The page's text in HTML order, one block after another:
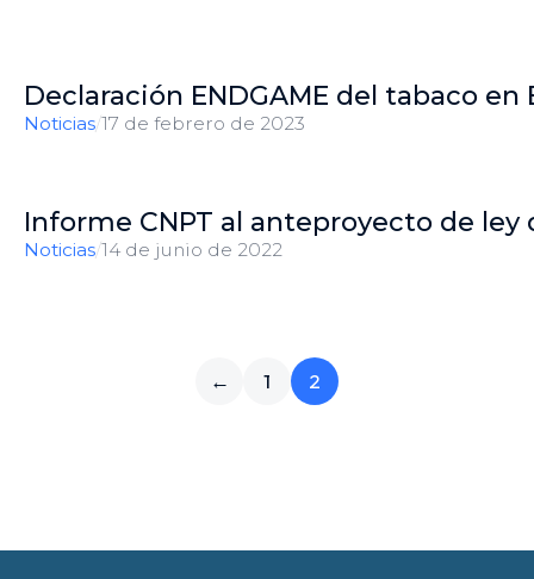
Declaración ENDGAME del tabaco en
Noticias/17 de febrero de 2023
Informe CNPT al anteproyecto de
Noticias/14 de junio de 2022
← 1 2